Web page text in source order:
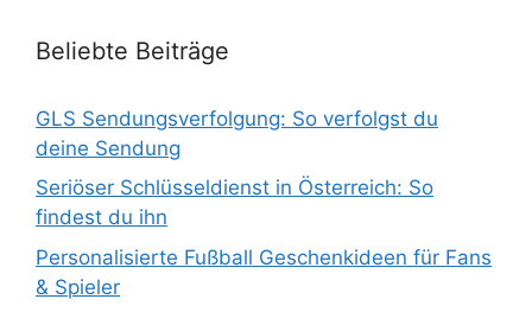
Beliebte Beiträge
GLS Sendungsverfolgung: So verfolgst du
deine Sendung
Seriöser Schlüsseldienst in Österreich: So
findest du ihn
Personalisierte Fußball Geschenkideen für Fans
& Spieler